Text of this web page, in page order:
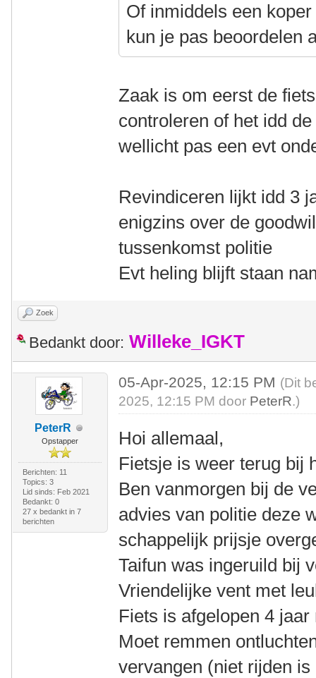
Of inmiddels een
kun je pas beoordelen
Zaak is om eerst de
controleren of het idd
wellicht pas een evt
Revindiceren lijkt idd 3
enigzins over de
tussenkomst politie
Evt heling blijft staan
Zoek
Bedankt door: Willeke_IGKT
PeterR
Opstapper
Berichten: 11
Topics: 3
Lid sinds: Feb 2021
Bedankt: 0
27 x bedankt in 7
berichten
05-Apr-2025, 12:15 PM (Dit
2025, 12:15 PM door PeterR.)
Hoi allemaal,
Fietsje is weer terug bij
Ben vanmorgen bij de
advies van politie deze
schappelijk prijsje
Taifun was ingeruild bij
Vriendelijke vent met
Fiets is afgelopen 4
Moet remmen
vervangen (niet rijden is